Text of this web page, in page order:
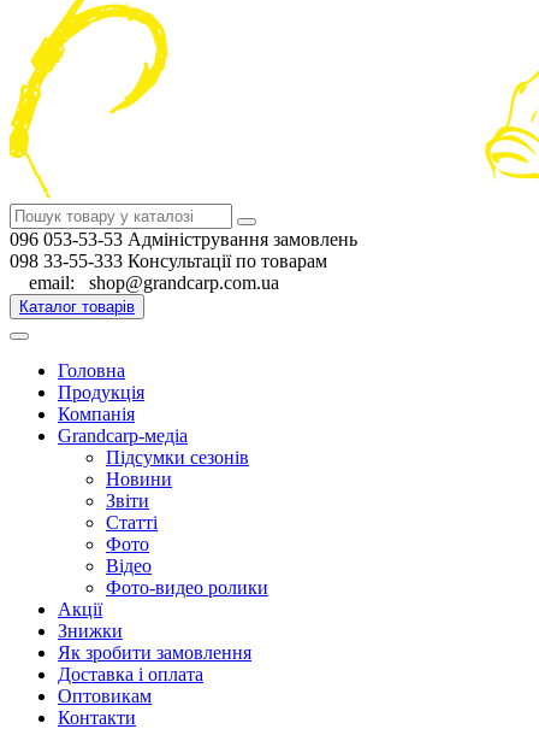
096 053-53-53 Адміністрування замовлень
098 33-55-333 Консультації по товарам
email: shop@grandcarp.com.ua
Каталог товарів
Головна
Продукція
Компанія
Grandcarp-медіа
Підсумки сезонів
Новини
Звіти
Статті
Фото
Відео
Фото-видео ролики
Акції
Знижки
Як зробити замовлення
Доставка і оплата
Оптовикам
Контакти